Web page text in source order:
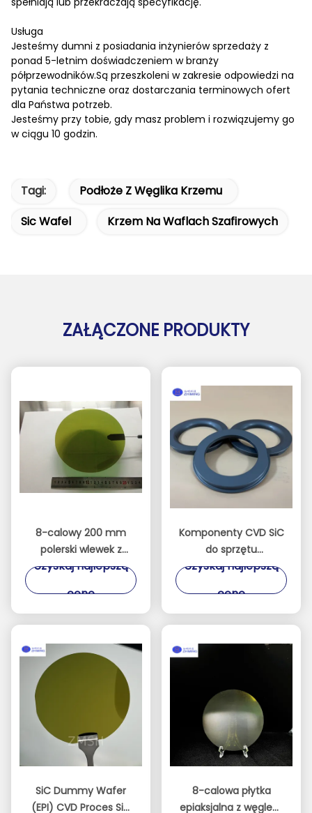
Usługa
Jesteśmy dumni z posiadania inżynierów sprzedaży z
ponad 5-letnim doświadczeniem w branży
półprzewodników.Są przeszkoleni w zakresie odpowiedzi na
pytania techniczne oraz dostarczania terminowych ofert
dla Państwa potrzeb.
Jesteśmy przy tobie, gdy masz problem i rozwiązujemy go
w ciągu 10 godzin.
Tagi:
Podłoże Z Węglika Krzemu
Sic Wafel
Krzem Na Waflach Szafirowych
ZAŁĄCZONE PRODUKTY
8-calowy 200 mm
polerski wlewek z
węglika krzemu
Uzyskaj najlepszą
cenę
Komponenty CVD SiC
do sprzętu
półprzewodnikowego
Pierścień SiC Elektroda
sucho
Uzyskaj najlepszą
cenę
SiC Dummy Wafer
(EPI) CVD Proces SiC
8-calowa płytka
epiaksjalna z węglem